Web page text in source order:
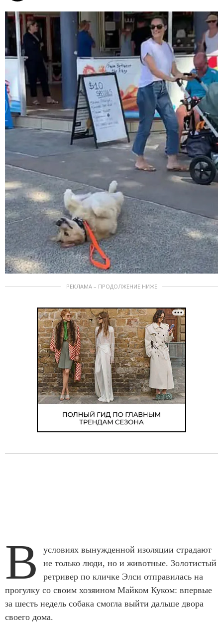
РЕКЛАМА – ПРОДОЛЖЕНИЕ НИЖЕ
В
условиях вынужденной изоляции страдают
не только люди, но и животные. Золотистый
ретривер по кличке Элси отправилась на
прогулку со своим хозяином Майком Куком: впервые
за шесть недель собака смогла выйти дальше двора
своего дома.